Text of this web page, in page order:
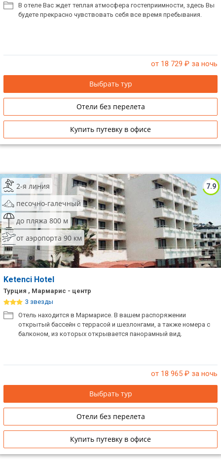
В отеле Вас ждет теплая атмосфера гостеприимности, здесь Вы
будете прекрасно чувствовать себя все время пребывания.
от 18 729 ₽ за ночь
Выбрать тур
Отели без перелета
Купить путевку в офисе
7.9
2-я линия
песочно-галечный
до пляжа 800 м
от аэропорта 90 км
Ketenci Hotel
Турция , Мармарис - центр
3 звезды
Отель находится в Мармарисе. В вашем распоряжении
открытый бассейн с террасой и шезлонгами, а также номера с
балконом, из которых открывается панорамный вид.
от 18 965 ₽ за ночь
Выбрать тур
Отели без перелета
Купить путевку в офисе